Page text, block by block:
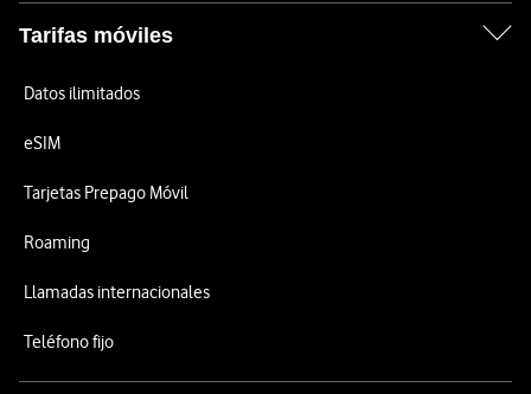
Tarifas móviles
Datos ilimitados
eSIM
Tarjetas Prepago Móvil
Roaming
Llamadas internacionales
Teléfono fijo